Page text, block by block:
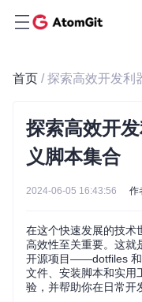
首页 / 探索高效开发利
探索高效开
义脚本集合
2024-06-05 16:43:56 作
在这个快速发展的技术
高效性至关重要。这就
开源项目——dotfiles 和
文件、安装脚本和实用
验，并帮助你在日常开